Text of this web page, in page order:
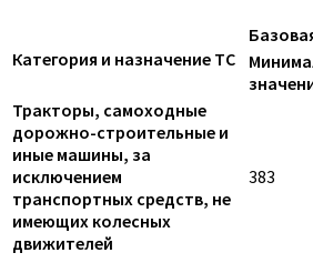
Категория и назначение ТС
Тракторы, самоходные
дорожно-строительные и
иные машины, за
исключением
транспортных средств, не
имеющих колесных
движителей
383